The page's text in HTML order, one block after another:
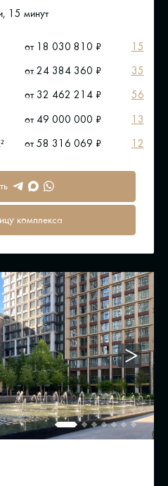
15 минут
от 18 030 810 ₽
15
от 24 384 360 ₽
35
от 32 462 214 ₽
56
от 49 000 000 ₽
13
от 58 316 069 ₽ 12
комплекса